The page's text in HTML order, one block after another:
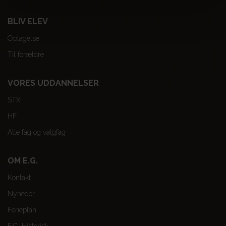
BLIV ELEV
Optagelse
Til forældre
VORES UDDANNELSER
STX
HF
Alle fag og valgfag
OM E.G.
Kontakt
Nyheder
Ferieplan